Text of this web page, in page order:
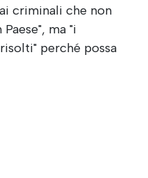
criminali che non
ma "i
perché possa